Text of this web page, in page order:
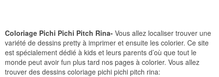
Coloriage Pichi Pichi Pitch Rina- Vous allez localiser trouver une
variété de dessins pretty à imprimer et ensuite les colorier. Ce site
est spécialement dédié à kids et leurs parents d’où que tout le
monde peut avoir fun plus tard nos pages à colorier. Vous allez
trouver des dessins coloriage pichi pichi pitch rina: